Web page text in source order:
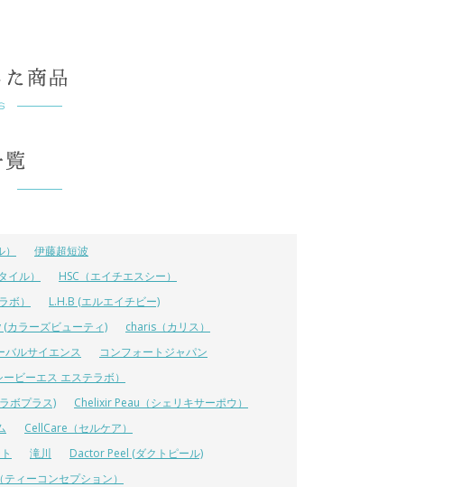
伊藤超短波
ル）
HSC（エイチエスシー）
ボ）
L.H.B (エルエイチビー)
カラーズビューティ)
charis（カリス）
バルサイエンス
コンフォートジャパン
ービーエス エステラボ）
ボプラス)
Chelixir Peau（シェリキサーポウ）
CellCare（セルケア）
滝川
Dactor Peel (ダクトピール)
ィーコンセプション）